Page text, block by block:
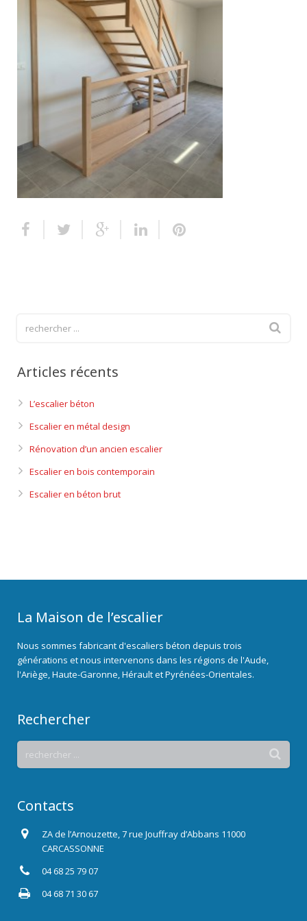
Escalier extérieur
Finitions pour escalier
Articles récents
L’escalier béton
Escalier en métal design
Rénovation d’un ancien escalier
Escalier en bois contemporain
Escalier en béton brut
La Maison de l’escalier
Nous sommes fabricant d'escaliers béton depuis trois
générations et nous intervenons dans les régions de l'Aude,
l'Ariège, Haute-Garonne, Hérault et Pyrénées-Orientales.
Rechercher
Contacts
ZA de l’Arnouzette, 7 rue Jouffray d’Abbans 11000
CARCASSONNE
04 68 25 79 07
04 68 71 30 67